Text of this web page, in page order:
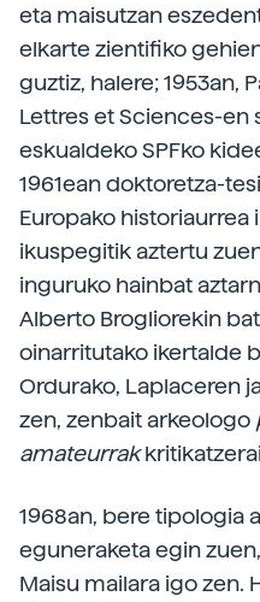
eta maisutzan
elkarte zientifiko
guztiz, halere; 1953an,
Lettres et Sciences-en
eskualdeko SPFko
1961ean doktoretza-
Europako historiaurrea
ikuspegitik aztertu
inguruko hainbat
Alberto Brogliorekin
oinarritutako ikertalde
Ordurako, Laplaceren
zen, zenbait arkeologo
amateurrak
1968an, bere tipologia
eguneraketa egin
Maisu mailara igo zen.